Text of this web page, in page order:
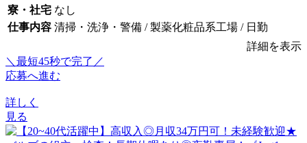
寮・社宅 なし
仕事内容 清掃・洗浄・警備 / 製薬化粧品系工場 / 日勤
詳細を表示
＼最短45秒で完了／
応募へ進む
詳しく
見る